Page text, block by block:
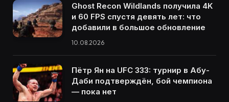
Ghost Recon Wildlands получила 4K
и 60 FPS спустя девять лет: что
добавили в большое обновление
10.08.2026
Пётр Ян на UFC 333: турнир в Абу-
Даби подтверждён, бой чемпиона
— пока нет